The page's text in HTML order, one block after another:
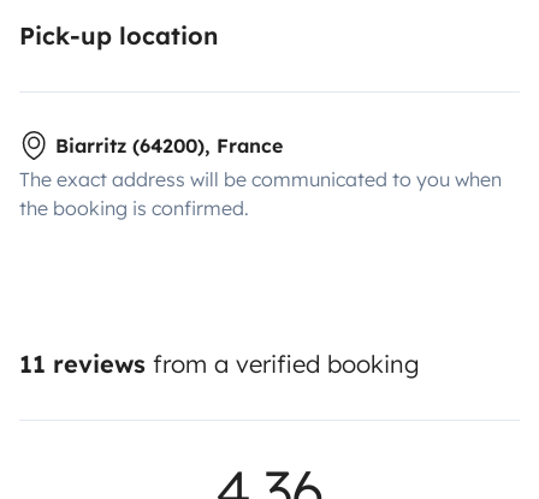
Pick-up location
Biarritz (64200), France
The exact address will be communicated to you when
the booking is confirmed.
11 reviews from a verified booking